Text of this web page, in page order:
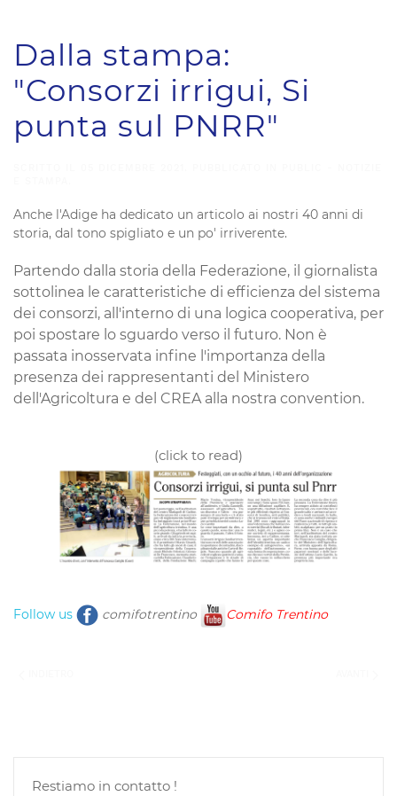
Dalla stampa:
"Consorzi irrigui, Si
punta sul PNRR"
Anche l'Adige ha dedicato un articolo ai nostri 40 anni di
storia, dal tono spigliato e un po' irriverente.
Partendo dalla storia della Federazione, il giornalista
sottolinea le caratteristiche di efficienza del sistema
dei consorzi, all'interno di una logica cooperativa, per
poi spostare lo sguardo verso il futuro. Non è
passata inosservata infine l'importanza della
presenza dei rappresentanti del Ministero
dell'Agricoltura e del CREA alla nostra convention.
(click to read)
Follow us comifotrentino Comifo Trentino
Restiamo in contatto !